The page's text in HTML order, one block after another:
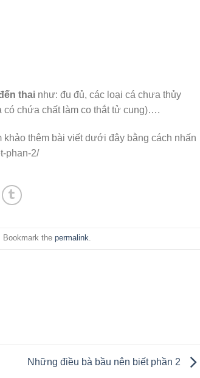
thainhư: đu đủ, các loại cá chưa thủy
có chứa chất làm co thắt tử cung)….
thêm bài viết dưới đây bằng cách nhấn
phan-2/
Bookmark the permalink.
Những điều bà bầu nên biết phần 2